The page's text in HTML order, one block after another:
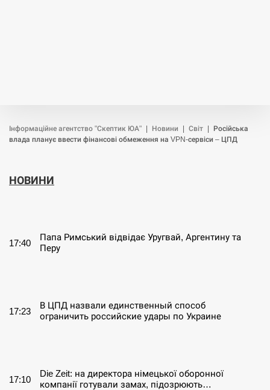
Інформаційне агентство "Скептик ЮА" Новини Світ
Російська
влада планує ввести фінансові обмеження на VPN-сервіси – ЦПД
НОВИНИ
17:40
Папа Римський відвідає Уругвай, Аргентину та
Перу
17:23
В ЦПД назвали единственный способ
ограничить российские удары по Украине
17:10
Die Zeit: на директора німецької оборонної
компанії готували замах, підозрюють…